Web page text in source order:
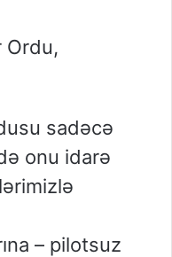
Ordu,
sadəcə
onu idarə
– pilotsuz